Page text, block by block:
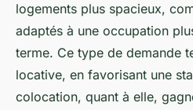
logements plus spacieux,
adaptés à une occupation
terme. Ce type de demande
locative, en favorisant une
colocation, quant à elle,